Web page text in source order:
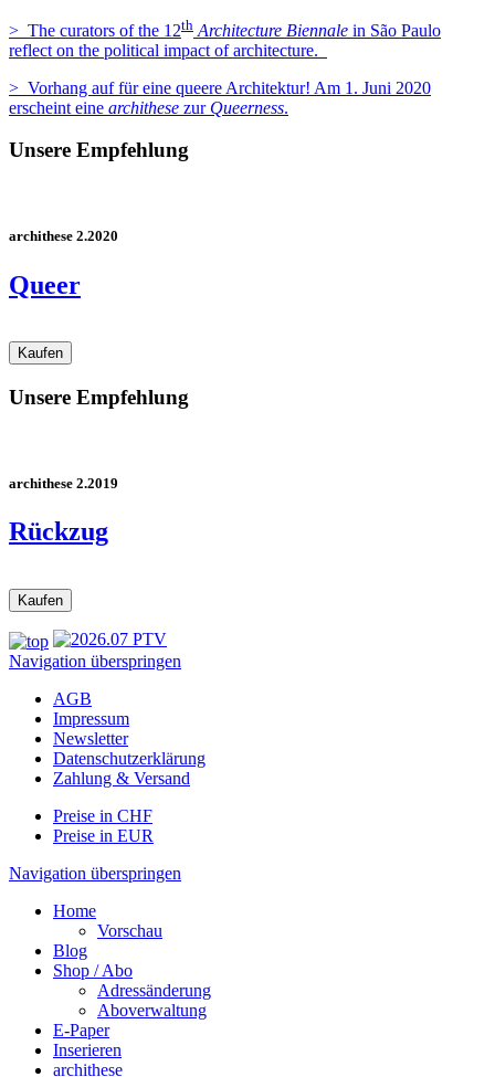
> The curators of the 12th Architecture Biennale in São Paulo
reflect on the political impact of architecture.
> Vorhang auf für eine queere Architektur! Am 1. Juni 2020
erscheint eine archithese zurQueerness.
Unsere Empfehlung
archithese 2.2020
Queer
Unsere Empfehlung
archithese 2.2019
Rückzug
Navigation überspringen
AGB
Impressum
Newsletter
Datenschutzerklärung
Zahlung & Versand
Preise in CHF
Preise in EUR
Navigation überspringen
Home
Vorschau
Blog
Shop / Abo
Adressänderung
Aboverwaltung
E-Paper
Inserieren
archithese